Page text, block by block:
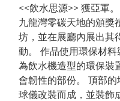
<<飲水思源>> 獲亞軍
九龍灣零碳天地的頒獎
坊，並在展廳內展出其
動。 作品使用環保材
為飲水機造型的環保裝
會韌性的部份。 頂部
球儀改裝而成，並裝飾